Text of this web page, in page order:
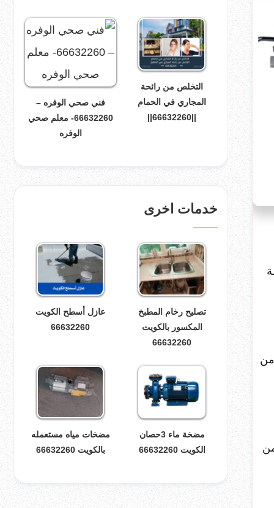
من
التخلص من رائحة
المجاري في الحمام
||66632260||
فني صحي الوفره –
66632260- معلم صحي
الوفره
خدمات اخرى
تصليح رخام المطبخ
المكسور بالكويت
66632260
عازل أسطح الكويت
66632260
مضخة ماء 3حصان
الكويت 66632260
مضخات مياه مستعمله
بالكويت 66632260